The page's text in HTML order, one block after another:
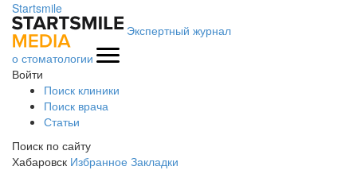
Startsmile
Экспертный журнал
о стоматологии
Войти
Поиск клиники
Поиск врача
Статьи
Поиск по сайту
Хабаровск Избранное Закладки